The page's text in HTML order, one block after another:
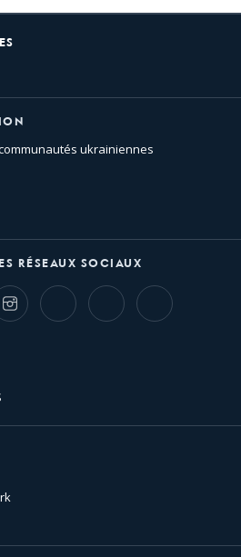
ukrainiennes
RÉSEAUX SOCIAUX
WhatsappBluesky Threads